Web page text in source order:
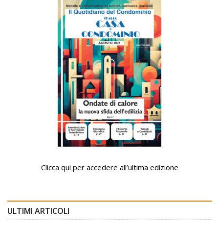
Clicca qui per accedere all’ultima edizione
ULTIMI ARTICOLI